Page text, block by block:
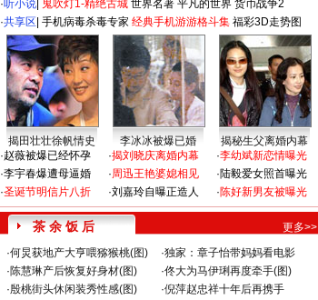
·听小说 鬼吹灯1-精绝古城 世界名著 平凡的世界 货币战争2
·共享区 手机病毒杀毒专家 经典手机游游格斗集 福彩3D走势图
揭田壮壮徐帆情史 李冰冰被爆已婚
揭秘生父离婚内幕
·赵薇被爆已经怀孕
·李宇春爆遭母逼婚
·圣诞节明信片八折
·揭刘晓庆离婚内幕
·周迅王艳婆媳相见
·刘嘉玲自曝正造人
·李幼斌新恋情曝光
·陆毅爱女照首曝光
·陈好新男友被曝光
茶 余 饭 后
更多>>
·何炅获地产大亨喂猕猴桃(图) ·独家：章子怡带妈妈看电影
·陈慧琳产后恢复好身材(图) ·佟大为马伊琍再度牵手(图)
·殷桃街头休闲装秀性感(图) ·倪萍赵忠祥十年后再携手